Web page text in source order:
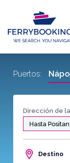
Dirección de
Destino
Puertos: